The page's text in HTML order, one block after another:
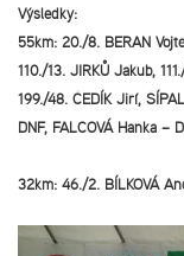
Výsledky:
55km: 20./8. BERAN
110./13. JIRKŮ Jakub,
199./48. ČEDÍK Jiří,
DNF, FALCOVÁ Hanka –
32km: 46./2. BÍLKOVÁ